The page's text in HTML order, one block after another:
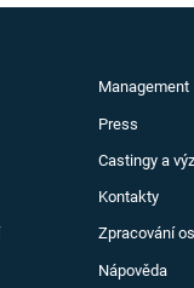
Management
Press
Castingy a
Kontakty
Zpracování
Nápověda